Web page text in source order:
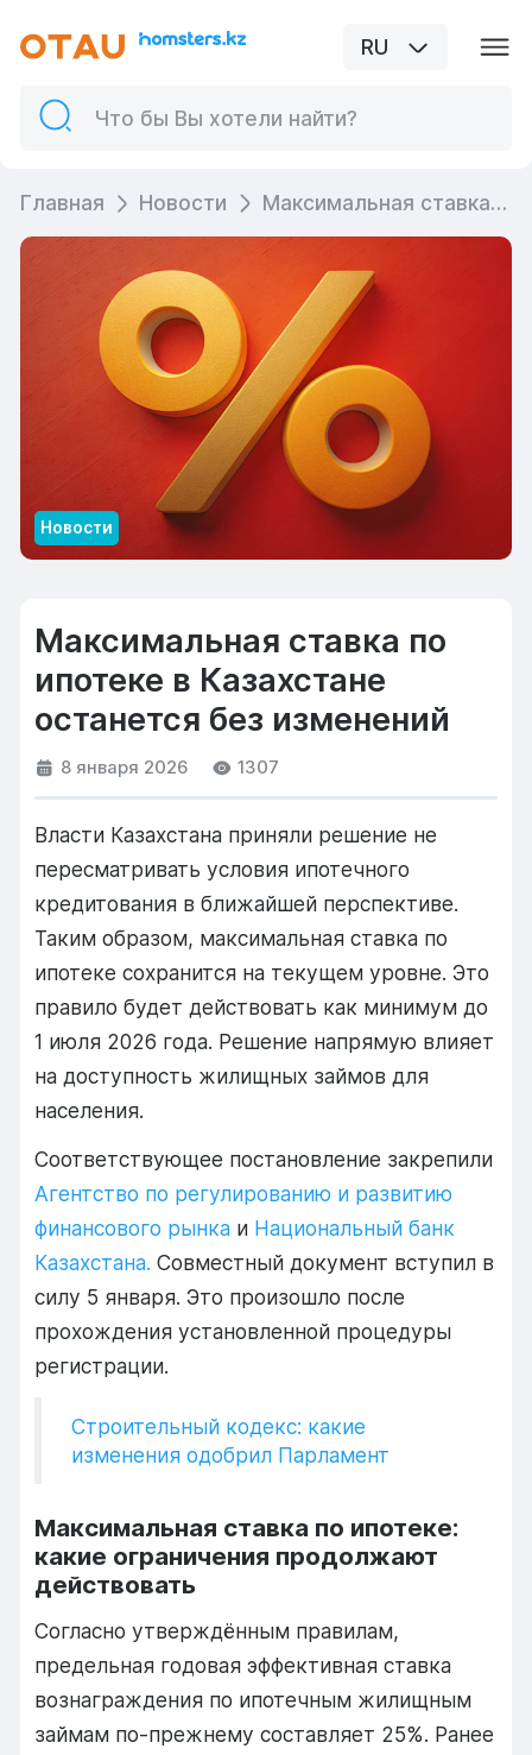
RU
Главная Новости Максимальная ставка по ипотеке в Казахстане останется без изменений
Новости
Максимальная ставка по
ипотеке в Казахстане
останется без изменений
8 января 2026 1307
Власти Казахстана приняли решение не
пересматривать условия ипотечного
кредитования в ближайшей перспективе.
Таким образом, максимальная ставка по
ипотеке сохранится на текущем уровне. Это
правило будет действовать как минимум до
1 июля 2026 года. Решение напрямую влияет
на доступность жилищных займов для
населения.
Соответствующее постановление закрепили
Агентство по регулированию и развитию
финансового рынка и Национальный банк
Казахстана. Совместный документ вступил в
силу 5 января. Это произошло после
прохождения установленной процедуры
регистрации.
Строительный кодекс: какие
изменения одобрил Парламент
Максимальная ставка по ипотеке:
какие ограничения продолжают
действовать
Согласно утверждённым правилам,
предельная годовая эффективная ставка
вознаграждения по ипотечным жилищным
займам по-прежнему составляет 25%. Ранее